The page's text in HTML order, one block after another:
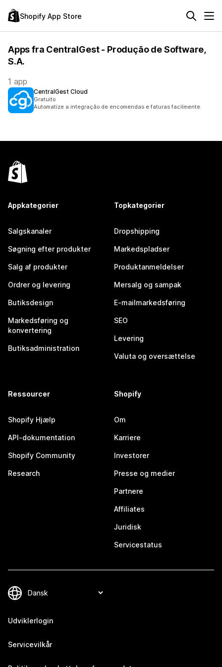
Shopify App Store
Apps fra CentralGest - Produção de Software,
S.A.
1 app
CentralGest Cloud
Gratuito
Automatize a integração de encomendas e faturas facilmente.
Appkategorier
Salgskanaler
Søgning efter produkter
Salg af produkter
Ordrer og levering
Butiksdesign
Markedsføring og
konvertering
Butiksadministration
Topkategorier
Dropshipping
Markedspladser
Produktanmeldelser
Mersalg og sampak
E-mailmarkedsføring
SEO
Levering
Valuta og oversættelse
Ressourcer
Shopify Hjælp
API-dokumentation
Shopify Community
Research
Shopify
Om
Karriere
Investorer
Presse og medier
Partnere
Affiliates
Juridisk
Servicestatus
Udviklerlogin
Servicevilkår